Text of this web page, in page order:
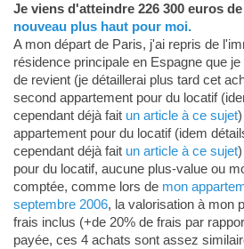
Je viens d'atteindre 226 300 euros
nouveau plus haut pour moi.
A mon départ de Paris, j'ai repris de
résidence principale en Espagne que
de revient (je détaillerai plus tard cet
second appartement pour du locatif
cependant déjà fait un article à ce sujet
appartement pour du locatif (idem
cependant déjà fait un article à ce sujet
pour du locatif, aucune plus-value ou
comptée, comme lors de mon
septembre 2006, la valorisation à mon
frais inclus (+de 20% de frais par
payée, ces 4 achats sont assez